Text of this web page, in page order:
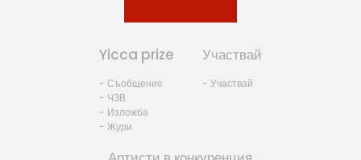
Yicca prize
- Съобщение
- ЧЗВ
- Изложба
- Жури
Участвай
- Участвай